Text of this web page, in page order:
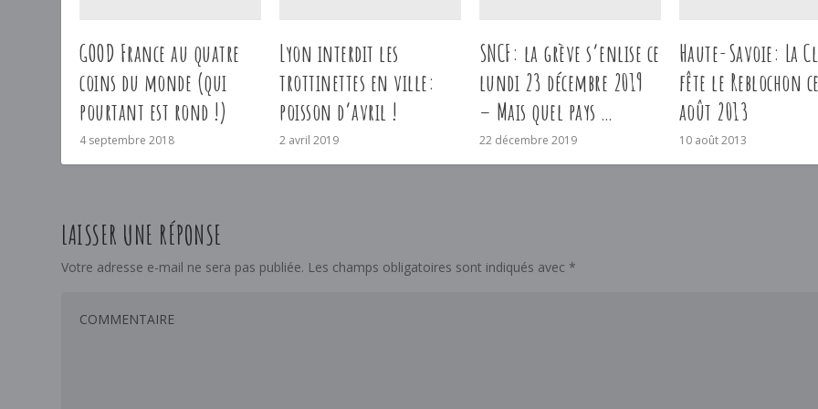
GOOD France au quatre
coins du monde (qui
pourtant est rond !)
4 septembre 2018
Lyon interdit les
trottinettes en ville:
poisson d’avril !
2 avril 2019
SNCF: la grève s’enlise ce
lundi 23 décembre 2019
– Mais quel pays …
22 décembre 2019
Haute-Savoie: La
fête le Reblochon
août 2013
10 août 2013
LAISSER UNE RÉPONSE
Votre adresse e-mail ne sera pas publiée. Les champs obligatoires sont indiqués avec *